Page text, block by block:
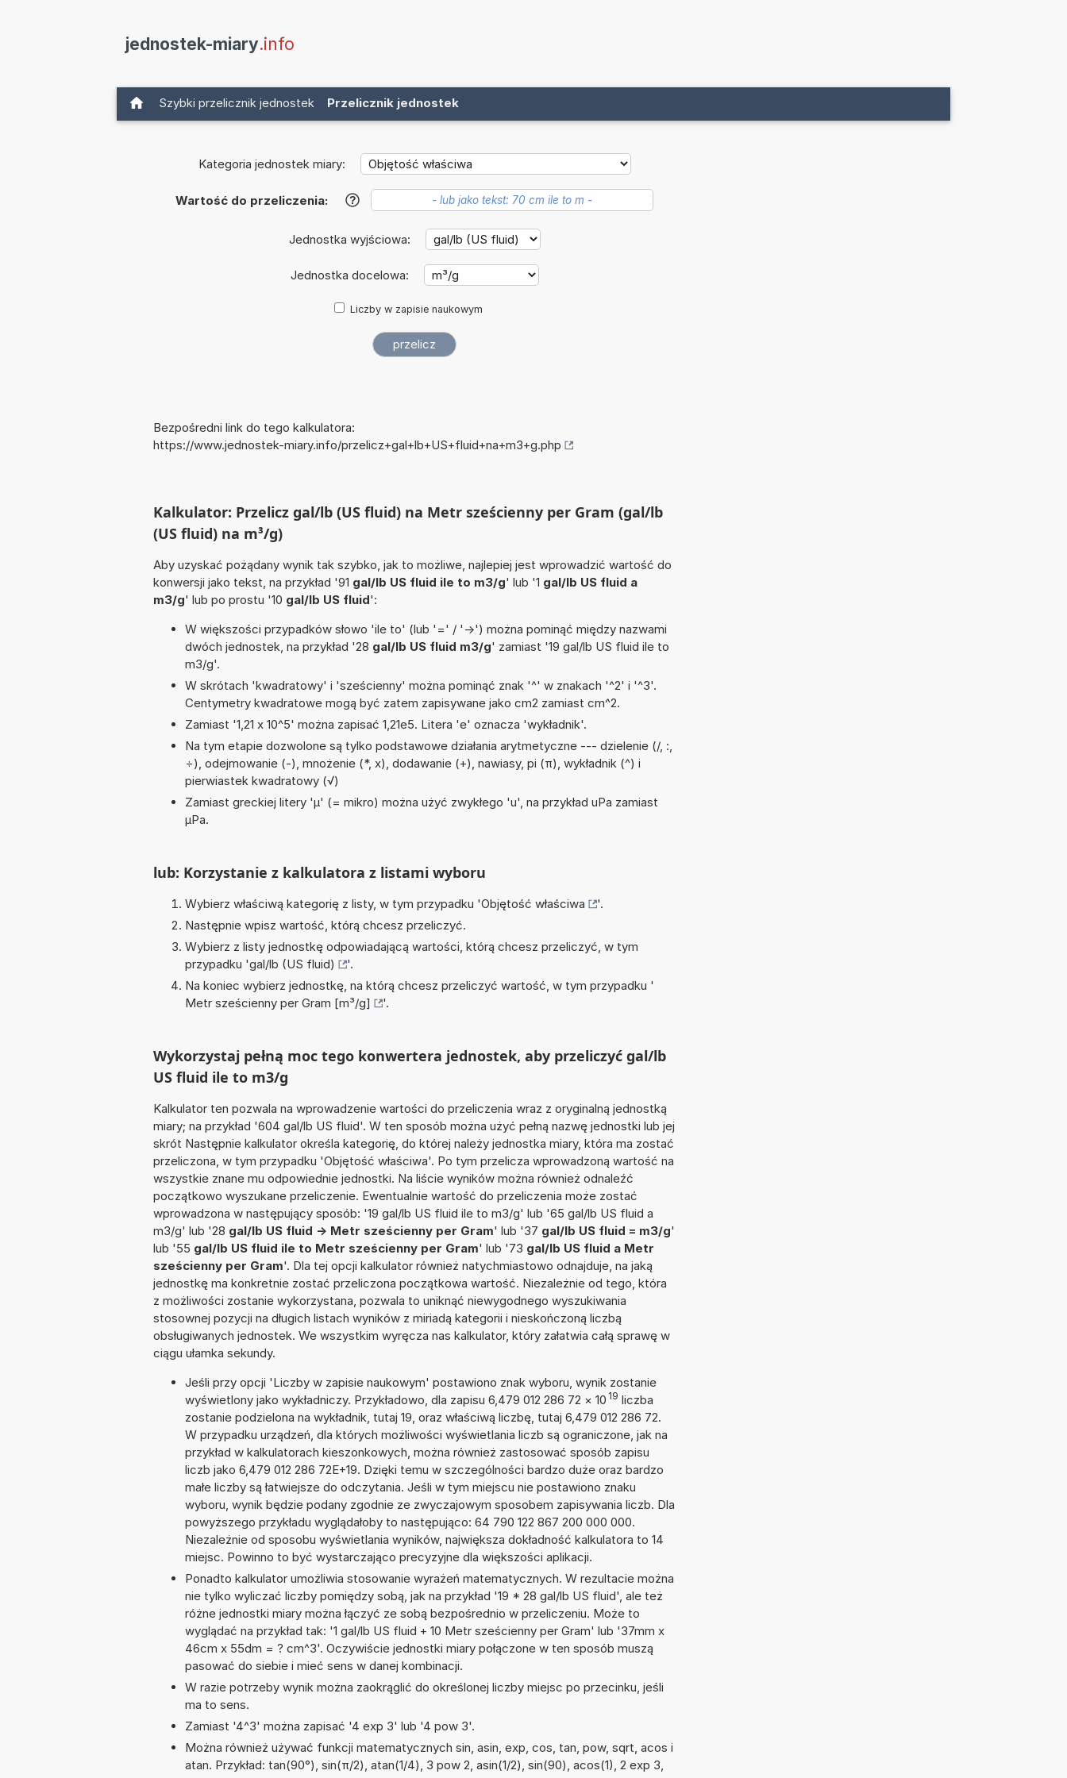
jednostek-miary.info
Szybki przelicznik jednostek Przelicznik jednostek
Kategoria jednostek miary:
Wartość do przeliczenia: ?
Jednostka wyjściowa:
Jednostka docelowa:
Liczby w zapisie naukowym
Bezpośredni link do tego kalkulatora:
https://www.jednostek-miary.info/przelicz+gal+lb+US+fluid+na+m3+g.php
Kalkulator: Przelicz gal/lb (US fluid) na Metr sześcienny per Gram (gal/lb
(US fluid) na m³/g)
Aby uzyskać pożądany wynik tak szybko, jak to możliwe, najlepiej jest wprowadzić wartość do
konwersji jako tekst, na przykład '91 gal/lb US fluid ile to m3/g' lub '1 gal/lb US fluid a
m3/g' lub po prostu '10 gal/lb US fluid':
W większości przypadków słowo 'ile to' (lub '=' / '->') można pominąć między nazwami
dwóch jednostek, na przykład '28 gal/lb US fluid m3/g' zamiast '19 gal/lb US fluid ile to
m3/g'.
W skrótach 'kwadratowy' i 'sześcienny' można pominąć znak '^' w znakach '^2' i '^3'.
Centymetry kwadratowe mogą być zatem zapisywane jako cm2 zamiast cm^2.
Zamiast '1,21 x 10^5' można zapisać 1,21e5. Litera 'e' oznacza 'wykładnik'.
Na tym etapie dozwolone są tylko podstawowe działania arytmetyczne --- dzielenie (/, :,
÷), odejmowanie (-), mnożenie (*, x), dodawanie (+), nawiasy, pi (π), wykładnik (^) i
pierwiastek kwadratowy (√)
Zamiast greckiej litery 'µ' (= mikro) można użyć zwykłego 'u', na przykład uPa zamiast
µPa.
lub: Korzystanie z kalkulatora z listami wyboru
Wybierz właściwą kategorię z listy, w tym przypadku 'Objętość właściwa
'.
Następnie wpisz wartość, którą chcesz przeliczyć.
Wybierz z listy jednostkę odpowiadającą wartości, którą chcesz przeliczyć, w tym
przypadku 'gal/lb (US fluid)
'.
Na koniec wybierz jednostkę, na którą chcesz przeliczyć wartość, w tym przypadku '
Metr sześcienny per Gram [m³/g]
'.
Wykorzystaj pełną moc tego konwertera jednostek, aby przeliczyć gal/lb
US fluid ile to m3/g
Kalkulator ten pozwala na wprowadzenie wartości do przeliczenia wraz z oryginalną jednostką
miary; na przykład '604 gal/lb US fluid'. W ten sposób można użyć pełną nazwę jednostki lub jej
skrót Następnie kalkulator określa kategorię, do której należy jednostka miary, która ma zostać
przeliczona, w tym przypadku 'Objętość właściwa'. Po tym przelicza wprowadzoną wartość na
wszystkie znane mu odpowiednie jednostki. Na liście wyników można również odnaleźć
początkowo wyszukane przeliczenie. Ewentualnie wartość do przeliczenia może zostać
wprowadzona w następujący sposób: '19 gal/lb US fluid ile to m3/g' lub '65 gal/lb US fluid a
m3/g' lub '28 gal/lb US fluid -> Metr sześcienny per Gram' lub '37 gal/lb US fluid = m3/g'
lub '55 gal/lb US fluid ile to Metr sześcienny per Gram' lub '73 gal/lb US fluid a Metr
sześcienny per Gram'. Dla tej opcji kalkulator również natychmiastowo odnajduje, na jaką
jednostkę ma konkretnie zostać przeliczona początkowa wartość. Niezależnie od tego, która
z możliwości zostanie wykorzystana, pozwala to uniknąć niewygodnego wyszukiwania
stosownej pozycji na długich listach wyników z miriadą kategorii i nieskończoną liczbą
obsługiwanych jednostek. We wszystkim wyręcza nas kalkulator, który załatwia całą sprawę w
ciągu ułamka sekundy.
Jeśli przy opcji 'Liczby w zapisie naukowym' postawiono znak wyboru, wynik zostanie
wyświetlony jako wykładniczy. Przykładowo, dla zapisu 6,479 012 286 72 × 10 19 liczba
zostanie podzielona na wykładnik, tutaj 19, oraz właściwą liczbę, tutaj 6,479 012 286 72.
W przypadku urządzeń, dla których możliwości wyświetlania liczb są ograniczone, jak na
przykład w kalkulatorach kieszonkowych, można również zastosować sposób zapisu
liczb jako 6,479 012 286 72E+19. Dzięki temu w szczególności bardzo duże oraz bardzo
małe liczby są łatwiejsze do odczytania. Jeśli w tym miejscu nie postawiono znaku
wyboru, wynik będzie podany zgodnie ze zwyczajowym sposobem zapisywania liczb. Dla
powyższego przykładu wyglądałoby to następująco: 64 790 122 867 200 000 000.
Niezależnie od sposobu wyświetlania wyników, największa dokładność kalkulatora to 14
miejsc. Powinno to być wystarczająco precyzyjne dla większości aplikacji.
Ponadto kalkulator umożliwia stosowanie wyrażeń matematycznych. W rezultacie można
nie tylko wyliczać liczby pomiędzy sobą, jak na przykład '19 * 28 gal/lb US fluid', ale też
różne jednostki miary można łączyć ze sobą bezpośrednio w przeliczeniu. Może to
wyglądać na przykład tak: '1 gal/lb US fluid + 10 Metr sześcienny per Gram' lub '37mm x
46cm x 55dm = ? cm^3'. Oczywiście jednostki miary połączone w ten sposób muszą
pasować do siebie i mieć sens w danej kombinacji.
W razie potrzeby wynik można zaokrąglić do określonej liczby miejsc po przecinku, jeśli
ma to sens.
Zamiast '4^3' można zapisać '4 exp 3' lub '4 pow 3'.
Można również używać funkcji matematycznych sin, asin, exp, cos, tan, pow, sqrt, acos i
atan. Przykład: tan(90°), sin(π/2), atan(1/4), 3 pow 2, asin(1/2), sin(90), acos(1), 2 exp 3,